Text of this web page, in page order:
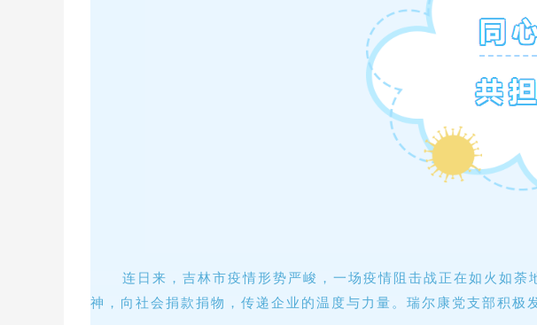
连日来，吉林市疫情形势严峻，一场疫情阻击战正在如火如荼
神，向社会捐款捐物，传递企业的温度与力量。瑞尔康党支部积极